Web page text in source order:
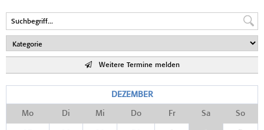
Weitere Termine melden
DEZEMBER
Mo Di Mi Do Fr Sa So